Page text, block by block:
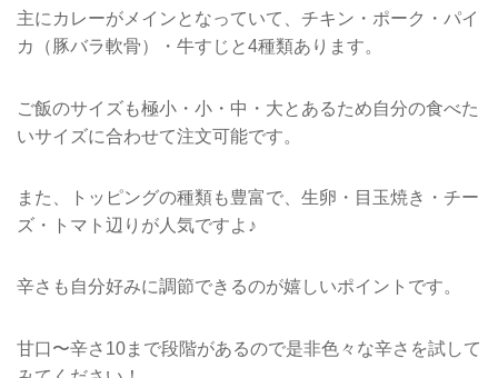
主にカレーがメインとなっていて、チキン・ポーク・パイ
カ（豚バラ軟骨）・牛すじと4種類あります。
ご飯のサイズも極小・小・中・大とあるため自分の食べた
いサイズに合わせて注文可能です。
また、トッピングの種類も豊富で、生卵・目玉焼き・チー
ズ・トマト辺りが人気ですよ♪
辛さも自分好みに調節できるのが嬉しいポイントです。
甘口〜辛さ10まで段階があるので是非色々な辛さを試して